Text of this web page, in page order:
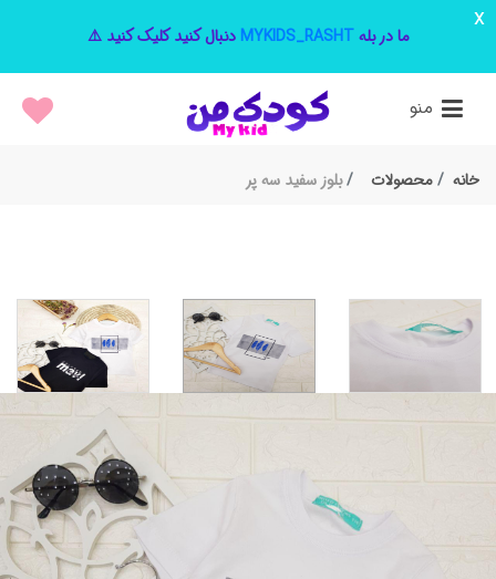
ما در بلهMYKIDS_RASHT دنبال کنید کلیک کنید ⚠️
x
منو
خانه محصولات بلوز سفید سه پر